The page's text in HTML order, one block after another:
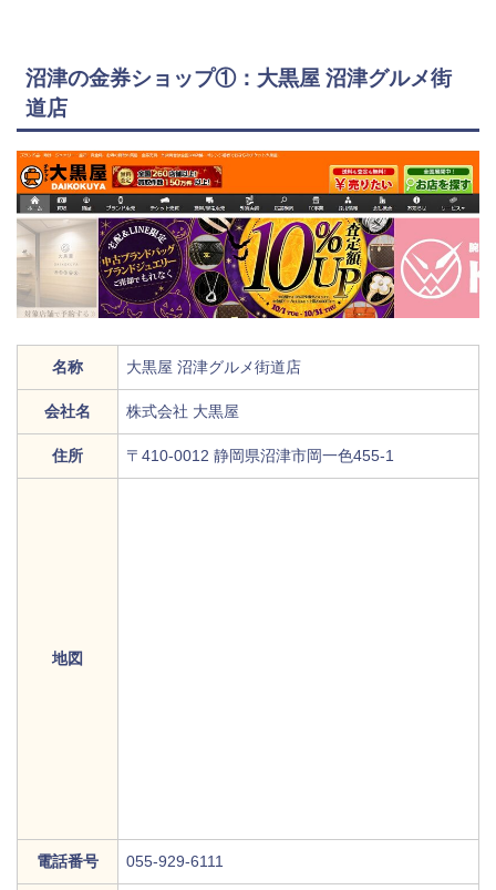
沼津の金券ショップ①：大黒屋 沼津グルメ街
道店
名称 大黒屋 沼津グルメ街道店
会社名 株式会社 大黒屋
住所 〒410-0012 静岡県沼津市岡一色455-1
地図
電話番号 055-929-6111